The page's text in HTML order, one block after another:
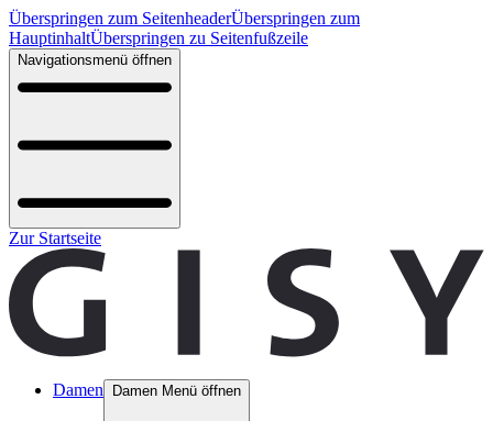
Überspringen zum SeitenheaderÜberspringen zum
HauptinhaltÜberspringen zu Seitenfußzeile
Navigationsmenü öffnen
Zur Startseite
Damen Damen Menü öffnen